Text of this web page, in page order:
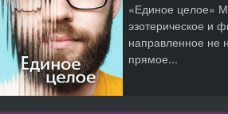
«Единое целое»
эзотерическое и
направленное не
прямое...